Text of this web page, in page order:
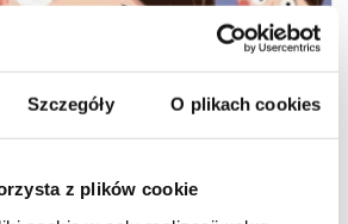
Szczegóły O plikach cookies
z plików cookie